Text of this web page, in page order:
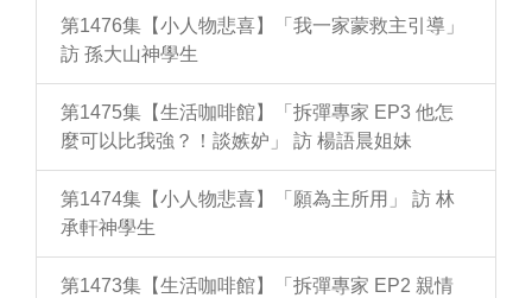
第1476集【小人物悲喜】「我一家蒙救主引導」
訪 孫大山神學生
第1475集【生活咖啡館】「拆彈專家 EP3 他怎
麼可以比我強？！談嫉妒」 訪 楊語晨姐妹
第1474集【小人物悲喜】「願為主所用」 訪 林
承軒神學生
第1473集【生活咖啡館】「拆彈專家 EP2 親情